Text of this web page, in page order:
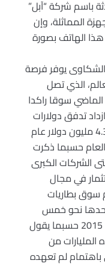
باسم شركة “آبل”
المماثلة، وإن
الهاتف بصورة
يوفر فرصة
الذي تصل
في الماضي سوقا راكدا
تدفق دولارات
الاستثمار الأمريكية لتطوير البطاريات من 4.3 مليون دولار عام
هذا العام حسبما ذكرت
الشركات الكبرى
في مجال
سوق بطاريات
وحدها نحو خمس
مرات ليصل إلى 3.7 مليار دولار بحلول عام 2015 حسبما يقول
من
باهتمام لم تعهده